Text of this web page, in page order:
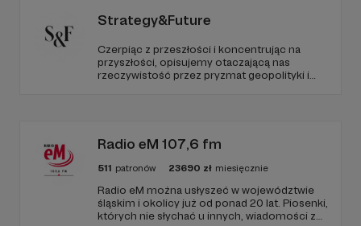
Strategy&Future
Czerpiąc z przeszłości i koncentrując na
przyszłości, opisujemy otaczającą nas
rzeczywistość przez pryzmat geopolityki i
Radio eM 107,6 fm
511 patronów 23690 zł miesięcznie
Radio eM można usłyszeć w województwie
śląskim i okolicy już od ponad 20 lat. Piosenki,
których nie słychać u innych, wiadomości z